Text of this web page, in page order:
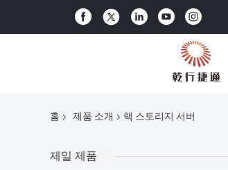
홈 제품 소개 랙 스토리지 서버
제일 제품